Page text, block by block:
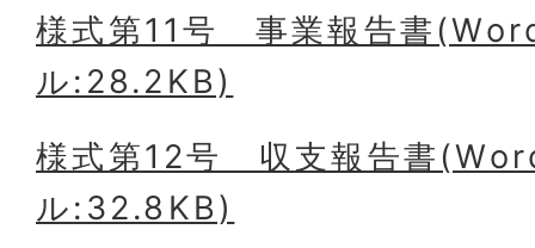
様式第11号＿事業報告書
ル:28.2KB)
様式第12号＿収支報告書
ル:32.8KB)